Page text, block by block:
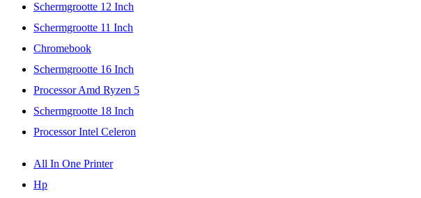
Schermgrootte 12 Inch
Schermgrootte 11 Inch
Chromebook
Schermgrootte 16 Inch
Processor Amd Ryzen 5
Schermgrootte 18 Inch
Processor Intel Celeron
All In One Printer
Hp